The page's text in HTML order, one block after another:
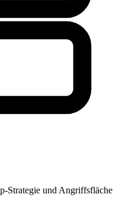
Strategie und Angriffsfläche